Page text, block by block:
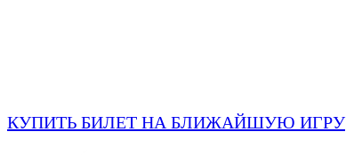
КУПИТЬ БИЛЕТ НА БЛИЖАЙШУЮ ИГРУ